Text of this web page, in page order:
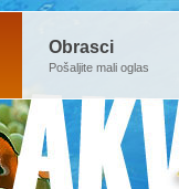
Obrasci
Pošaljite mali oglas